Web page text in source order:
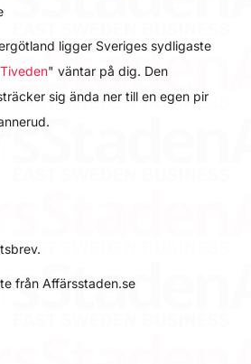
ligger Sveriges sydligaste
" väntar på dig. Den
sig ända ner till en egen pir
från Affärsstaden.se